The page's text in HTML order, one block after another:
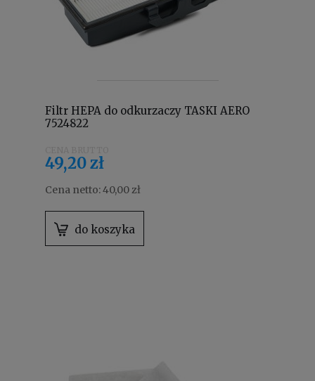
Filtr HEPA do odkurzaczy TASKI AERO
7524822
49,20 zł
Cena netto:40,00 zł
do koszyka